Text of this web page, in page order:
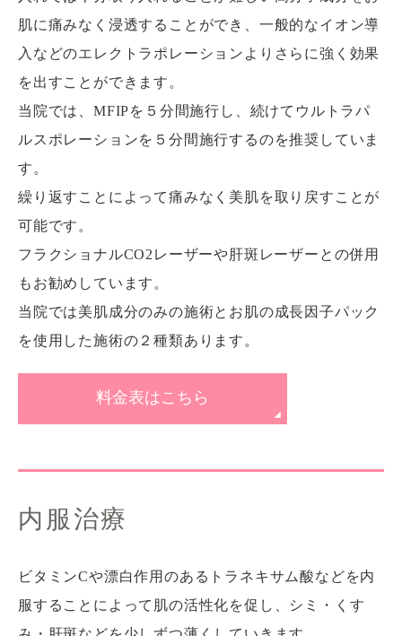
肌に痛みなく浸透することができ、一般的なイオン導
入などのエレクトラポレーションよりさらに強く効果
を出すことができます。
当院では、MFIPを５分間施行し、続けてウルトラパ
ルスポレーションを５分間施行するのを推奨していま
す。
繰り返すことによって痛みなく美肌を取り戻すことが
可能です。
フラクショナルCO2レーザーや肝斑レーザーとの併用
もお勧めしています。
当院では美肌成分のみの施術とお肌の成長因子パック
を使用した施術の２種類あります。
料金表はこちら
内服治療
ビタミンCや漂白作用のあるトラネキサム酸などを内
服することによって肌の活性化を促し、シミ・くす